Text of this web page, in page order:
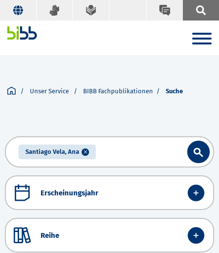
Unser Service BIBB Fachpublikationen Suche
Santiago Vela, Ana
Erscheinungsjahr
Reihe